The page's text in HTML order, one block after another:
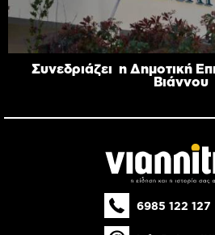
Συνεδριάζει η Δημοτική
Βιάννου
6985 122 127